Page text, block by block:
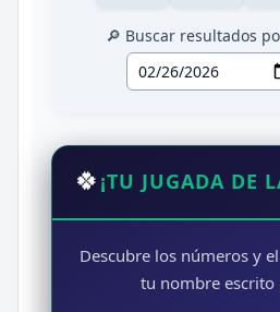
🔎 Buscar resultados
🍀 ¡TU JUGADA DE
Descubre los números y
tu nombre escrito